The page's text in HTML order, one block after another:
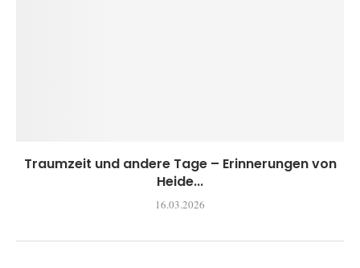
Traumzeit und andere Tage – Erinnerungen von
Heide...
16.03.2026